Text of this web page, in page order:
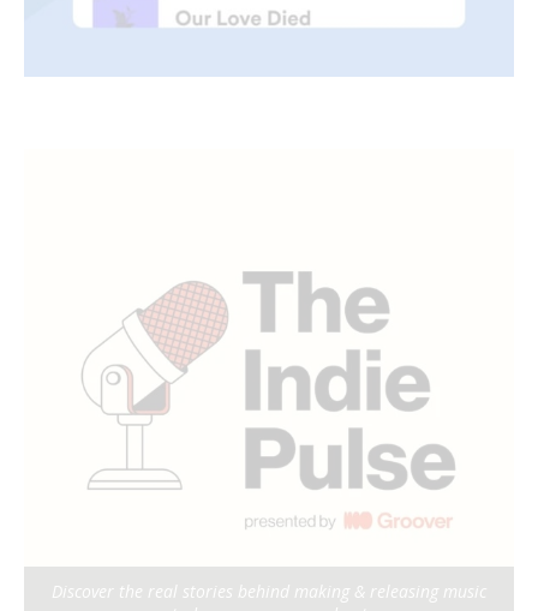
Discover the real stories behind making & releasing music